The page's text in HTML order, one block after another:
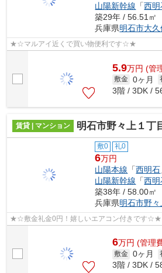
山陽新幹線 「西明
築29年 / 56.51㎡
兵庫県明石市大久
★☆マルアイ近くで買い物便利です☆★
5.9万円 (管
敷金 0ヶ月
3階 / 3DK /
賃貸 | マンション 明石市野々上１丁
敷0 礼0
6万円
山陽本線 「西明石
山陽新幹線 「西明
築38年 / 58.00㎡
兵庫県明石市野々
★☆敷金礼金0円！嬉しいエアコン付きです☆★
6万円 (管理
敷金 0ヶ月
3階 / 3DK /